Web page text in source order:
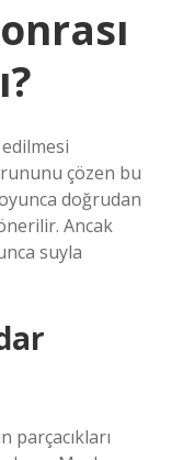
çözen bu
doğrudan
Ancak
suyla
parçacıkları